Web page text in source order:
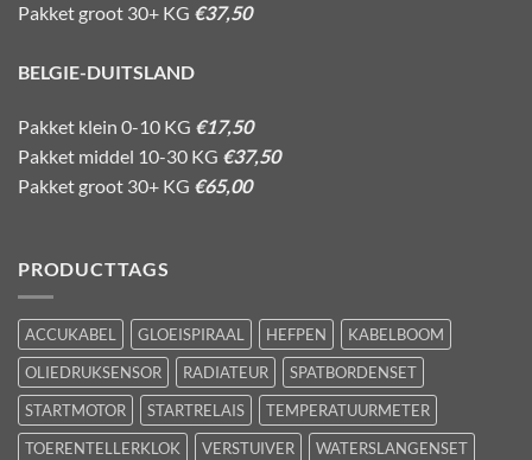
Pakket groot 30+ KG €37,50
BELGIE-DUITSLAND
Pakket klein 0-10 KG €17,50
Pakket middel 10-30 KG €37,50
Pakket groot 30+ KG €65,00
PRODUCTTAGS
ACCUKABEL GLOEISPIRAAL HEFPEN
KABELBOOM
OLIEDRUKSENSOR
RADIATEUR
SPATBORDENSET
STARTMOTOR
STARTRELAIS
TEMPERATUURMETER
TOERENTELLERKLOK
VERSTUIVER WATERSLANGENSET